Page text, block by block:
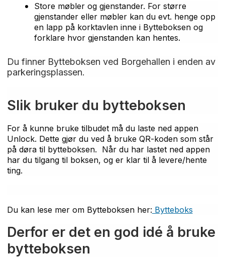
Store møbler og gjenstander. For større
gjenstander eller møbler kan du evt. henge opp
en lapp på korktavlen inne i Bytteboksen og
forklare hvor gjenstanden kan hentes.
Du finner Bytteboksen ved Borgehallen i enden av
parkeringsplassen.
Slik bruker du bytteboksen
For å kunne bruke tilbudet må du laste ned appen
Unlock. Dette gjør du ved å bruke QR-koden som står
på døra til bytteboksen. Når du har lastet ned appen
har du tilgang til boksen, og er klar til å levere/hente
ting.
Du kan lese mer om Bytteboksen her: Bytteboks
Derfor er det en god idé å bruke
bytteboksen